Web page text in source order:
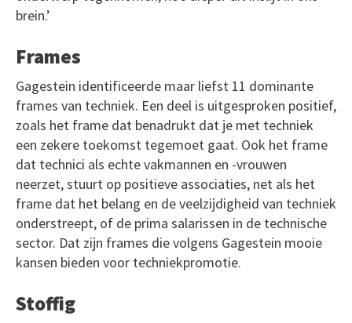
brein.’
Frames
Gagestein identificeerde maar liefst 11 dominante
frames van techniek. Een deel is uitgesproken positief,
zoals het frame dat benadrukt dat je met techniek
een zekere toekomst tegemoet gaat. Ook het frame
dat technici als echte vakmannen en -vrouwen
neerzet, stuurt op positieve associaties, net als het
frame dat het belang en de veelzijdigheid van techniek
onderstreept, of de prima salarissen in de technische
sector. Dat zijn frames die volgens Gagestein mooie
kansen bieden voor techniekpromotie.
Stoffig